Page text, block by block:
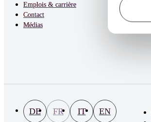
Emplois & carrière
Contact
Médias
DE FR IT EN